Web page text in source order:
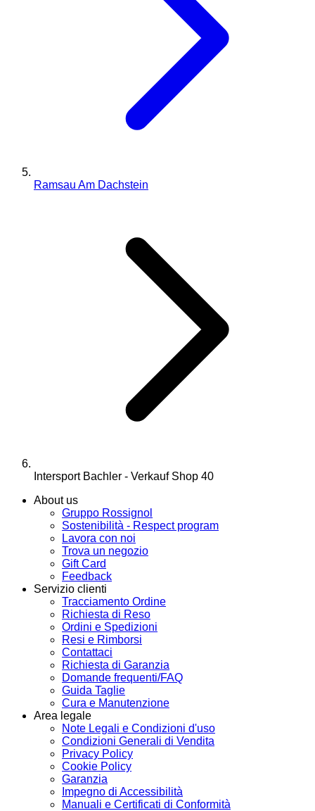
Ramsau Am Dachstein
Intersport Bachler - Verkauf Shop 40
About us
Gruppo Rossignol
Sostenibilità - Respect program
Lavora con noi
Trova un negozio
Gift Card
Feedback
Servizio clienti
Tracciamento Ordine
Richiesta di Reso
Ordini e Spedizioni
Resi e Rimborsi
Contattaci
Richiesta di Garanzia
Domande frequenti/FAQ
Guida Taglie
Cura e Manutenzione
Area legale
Note Legali e Condizioni d'uso
Condizioni Generali di Vendita
Privacy Policy
Cookie Policy
Garanzia
Impegno di Accessibilità
Manuali e Certificati di Conformità